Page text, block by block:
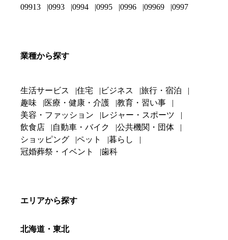
09913
0993 0994 0995 0996 09969 0997
業種から探す
生活サービス 住宅 ビジネス
旅行・宿泊
趣味
医療・健康・介護
教育・習い事
美容・ファッション
レジャー・スポーツ
飲食店
自動車・バイク
公共機関・団体
ショッピング
ペット
暮らし
冠婚葬祭・イベント
歯科
エリアから探す
北海道・東北